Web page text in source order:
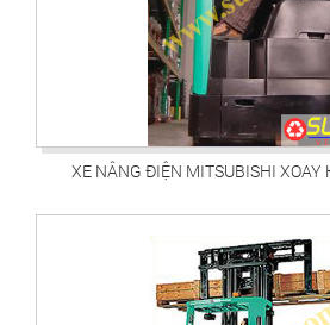
XE NÂNG ĐIỆN MITSUBISHI XOAY